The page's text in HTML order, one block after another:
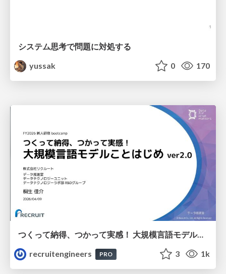
システム思考で問題に対処する
yussak
0 170
つくって納得、つかって実感！ 大規模言語モデルことはじめ ver2.0
recruitengineers
PRO 3 1k